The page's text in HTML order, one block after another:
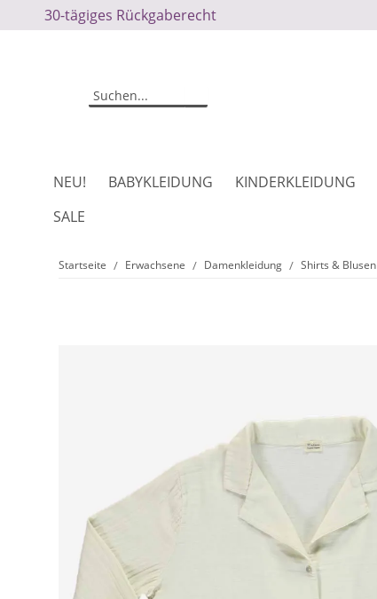
30-tägiges Rückgaberecht
NEU! BABYKLEIDUNG KINDERKLEIDUNG
SALE
Startseite Erwachsene Damenkleidung Shirts & Blusen